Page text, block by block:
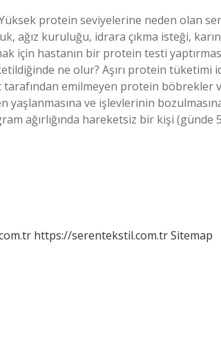
protein seviyelerine neden olan
ağız kuruluğu, idrara çıkma isteği, karın
için hastanın bir protein testi
ne olur? Aşırı protein tüketimi
tarafından emilmeyen protein böbrekler
ve işlevlerinin
ağırlığında hareketsiz bir kişi (günde
https://serentekstil.com.trSitemap